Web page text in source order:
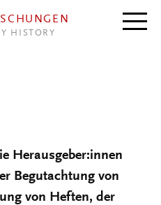
HISTORY
Herausgeber:innen
Begutachtung von
von Heften, der